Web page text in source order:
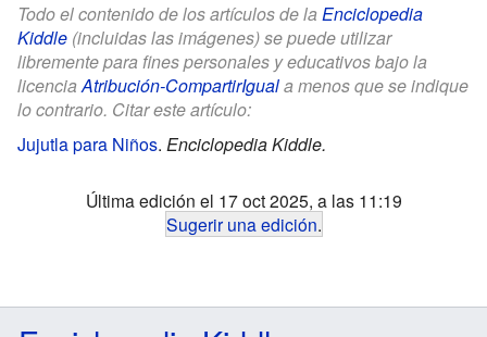
Todo el contenido de los artículos de la Enciclopedia
Kiddle (incluidas las imágenes) se puede utilizar
libremente para fines personales y educativos bajo la
licenciaAtribución-CompartirIguala menos que se indique
lo contrario. Citar este artículo:
Jujutla para Niños. Enciclopedia Kiddle.
Última edición el 17 oct 2025, a las 11:19
Sugerir una edición.